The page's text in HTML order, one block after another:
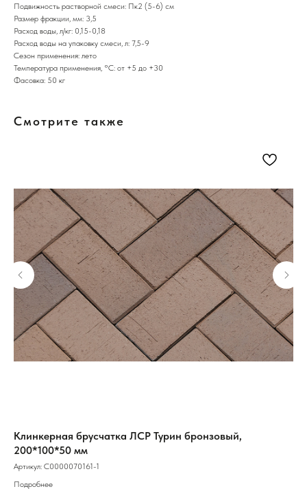
Подвижность растворной смеси: Пк2 (5-6) см
Размер фракции, мм: 3,5
Расход воды, л/кг: 0,15-0,18
Расход воды на упаковку смеси, л: 7,5-9
Сезон применения: лето
Температура применения, °С: от +5 до +30
Фасовка: 50 кг
Смотрите также
Клинкерная брусчатка ЛСР Турин бронзовый,
200*100*50 мм
Артикул: С0000070161-1
Подробнее